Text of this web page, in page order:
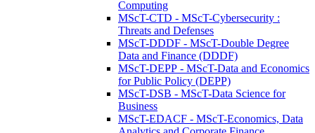
Computing
MScT-CTD - MScT-Cybersecurity :
Threats and Defenses
MScT-DDDF - MScT-Double Degree
Data and Finance (DDDF)
MScT-DEPP - MScT-Data and Economics
for Public Policy (DEPP)
MScT-DSB - MScT-Data Science for
Business
MScT-EDACF - MScT-Economics, Data